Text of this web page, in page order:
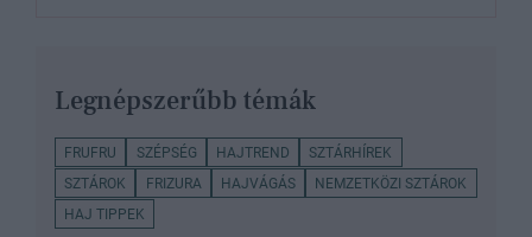
Legnépszerűbb témák
FRUFRU SZÉPSÉG HAJTREND
SZTÁRHÍREK
SZTÁROK
FRIZURA HAJVÁGÁS
NEMZETKÖZI SZTÁROK
HAJ TIPPEK